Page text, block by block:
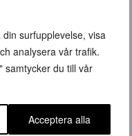
surfupplevelse, visa
analysera vår trafik.
samtycker du till vår
Acceptera alla